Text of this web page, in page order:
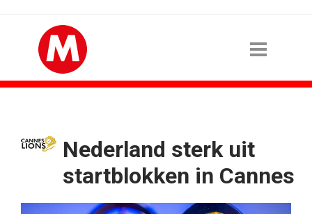
Nederland sterk uit
startblokken in Cannes